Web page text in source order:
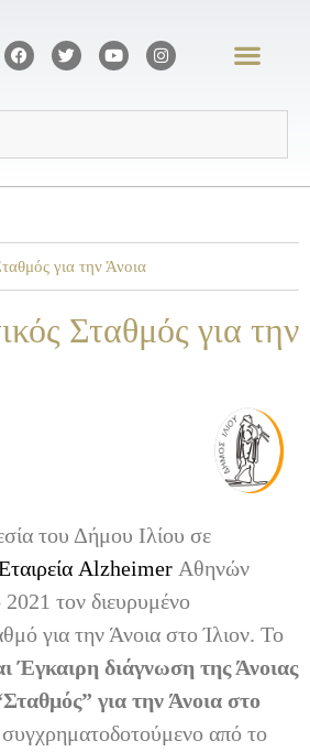
για την Άνοια
Σταθμός για την
του Δήμου Ιλίου σε
Alzheimer Αθηνών
τον διευρυμένο
για την Άνοια στο Ίλιον. To
Έγκαιρη διάγνωση της Άνοιας
για την Άνοια στο
συγχρηματοδοτούμενο από το